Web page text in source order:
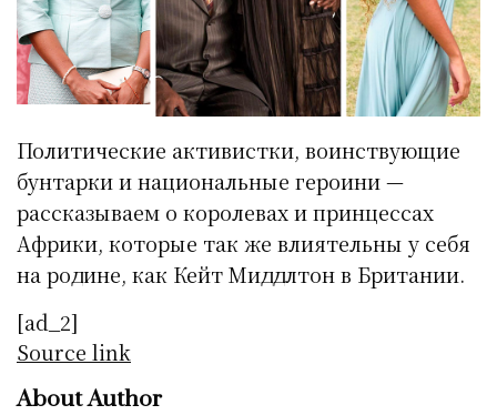
Политические активистки, воинствующие
бунтарки и национальные героини —
рассказываем о королевах и принцессах
Африки, которые так же влиятельны у себя
на родине, как Кейт Миддлтон в Британии.
[ad_2]
Source link
About Author